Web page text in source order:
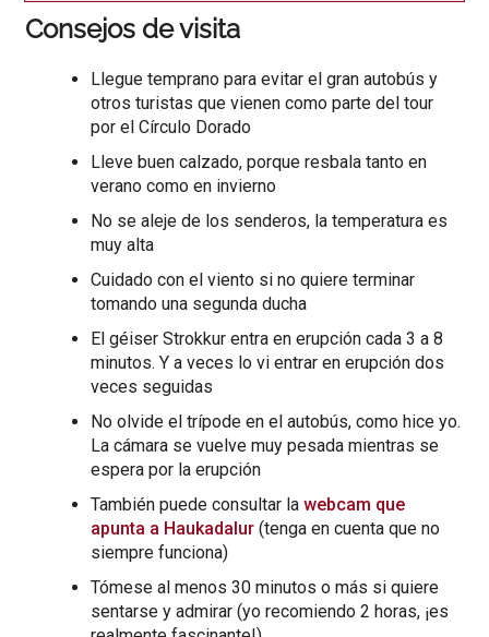
Consejos de visita
Llegue temprano para evitar el gran autobús y
otros turistas que vienen como parte del tour
por el Círculo Dorado
Lleve buen calzado, porque resbala tanto en
verano como en invierno
No se aleje de los senderos, la temperatura es
muy alta
Cuidado con el viento si no quiere terminar
tomando una segunda ducha
El géiser Strokkur entra en erupción cada 3 a 8
minutos. Y a veces lo vi entrar en erupción dos
veces seguidas
No olvide el trípode en el autobús, como hice yo.
La cámara se vuelve muy pesada mientras se
espera por la erupción
También puede consultar lawebcam que
apunta a Haukadalur (tenga en cuenta que no
siempre funciona)
Tómese al menos 30 minutos o más si quiere
sentarse y admirar (yo recomiendo 2 horas, ¡es